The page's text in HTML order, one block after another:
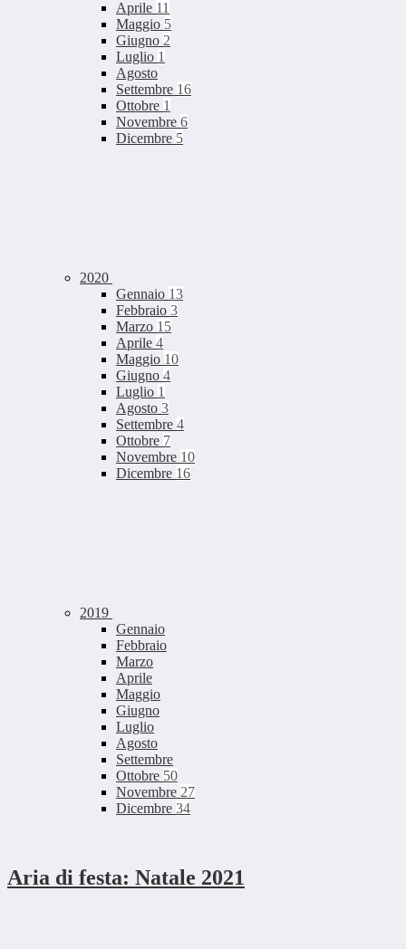
Aprile 11
Maggio 5
Giugno 2
Luglio 1
Agosto
Settembre 16
Ottobre 1
Novembre 6
Dicembre 5
2020
Gennaio 13
Febbraio 3
Marzo 15
Aprile 4
Maggio 10
Giugno 4
Luglio 1
Agosto 3
Settembre 4
Ottobre 7
Novembre 10
Dicembre 16
2019
Gennaio
Febbraio
Marzo
Aprile
Maggio
Giugno
Luglio
Agosto
Settembre
Ottobre 50
Novembre 27
Dicembre 34
Aria di festa: Natale 2021